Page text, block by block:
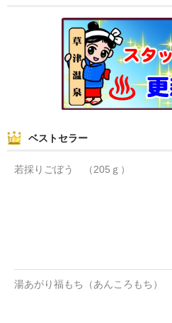
まんじゅう
スナック
ベストセラー
若採りごぼう （205ｇ）
湯あがり福もち（あんころもち）